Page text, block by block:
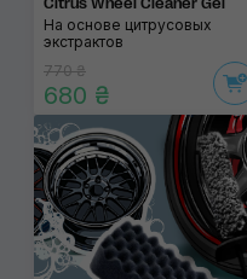
Citrus Wheel Cleaner Gel
На основе цитрусовых
экстрактов
770 ₴
680 ₴